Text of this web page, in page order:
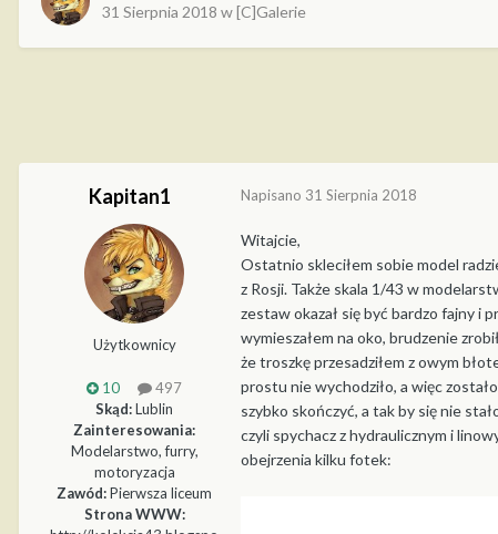
31 Sierpnia 2018 w[C]Galerie
Kapitan1
Użytkownicy
10
497
Skąd:Lublin
Zainteresowania:
Modelarstwo, furry,
motoryzacja
Zawód:Pierwsza liceum
Strona WWW:
Napisano 31 Sierpnia 2018
Witajcie,
Ostatnio skleciłem sobie model
z Rosji. Także skala 1/43 w
zestaw okazał się być bardzo fajny i
wymieszałem na oko, brudzenie
że troszkę przesadziłem z owym
prostu nie wychodziło, a więc
szybko skończyć, a tak by się nie
czyli spychacz z hydraulicznym i
obejrzenia kilku fotek: